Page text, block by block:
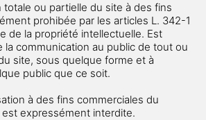
ou partielle du site à des fins
prohibée par les articles L. 342-1
de la propriété intellectuelle. Est
la communication au public de tout ou
site, sous quelque forme et à
public que ce soit.
à des fins commerciales du
expressément interdite.